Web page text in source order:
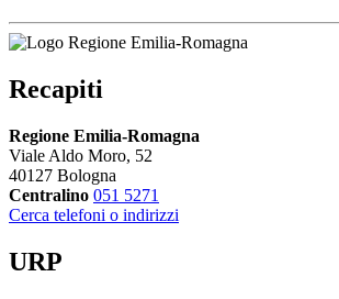
Recapiti
Regione Emilia-Romagna
Viale Aldo Moro, 52
40127 Bologna
Centralino 051 5271
Cerca telefoni o indirizzi
URP